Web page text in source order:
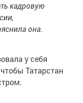
кадровую
она.
у себя
Татарстан